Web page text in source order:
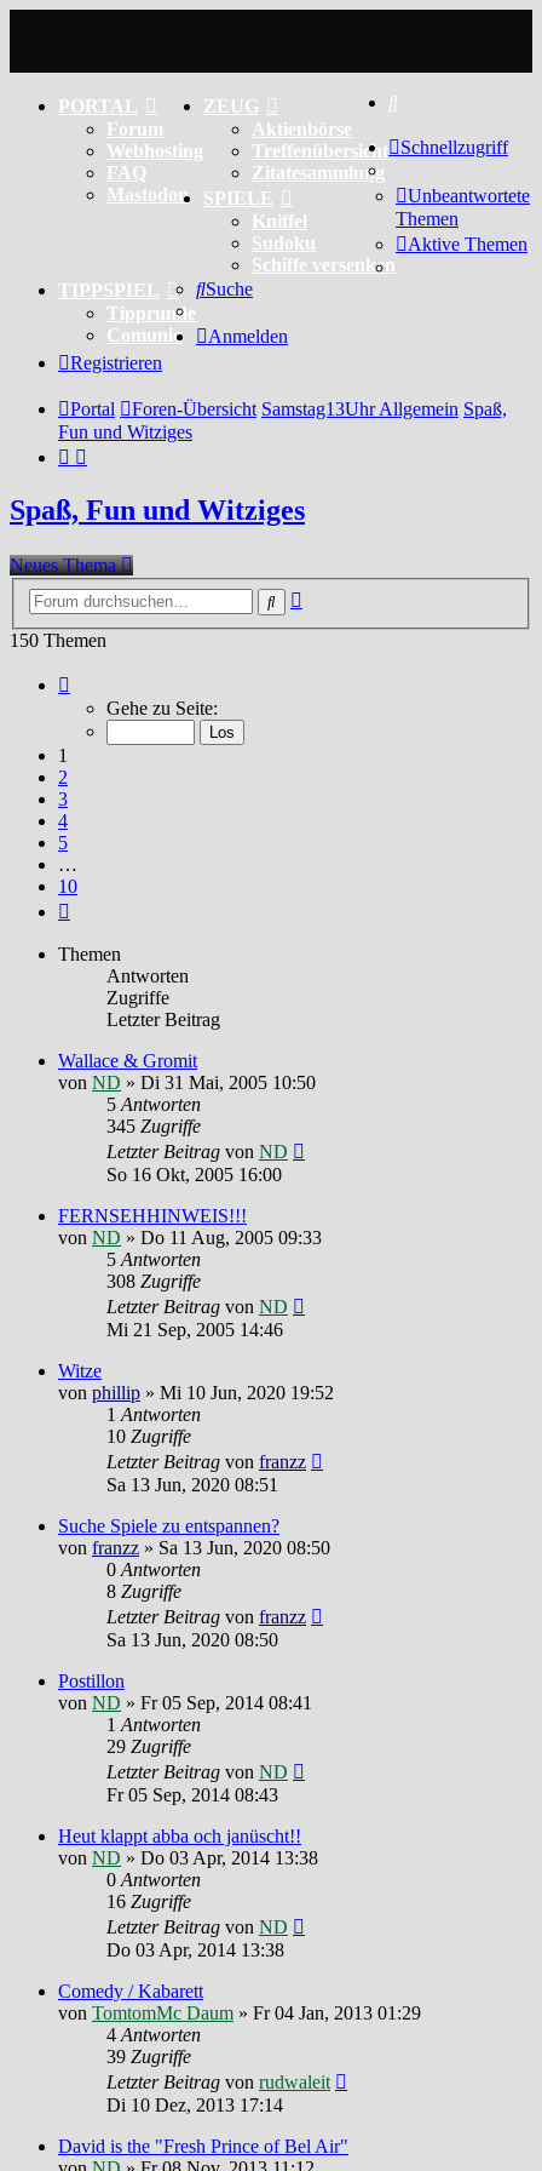
PORTAL
Forum
Webhosting
FAQ
Mastodon
ZEUG
Aktienbörse
Treffenübersicht
Zitatesammlung
SPIELE
Kniffel
Sudoku
Schiffe versenken
TIPPSPIEL
Tipprunde
Comunio
Schnellzugriff
Unbeantwortete
Themen
Aktive Themen
Suche
Anmelden
Registrieren
Portal Foren-Übersicht Samstag13Uhr Allgemein Spaß,
Fun und Witziges
Spaß, Fun und Witziges
Neues Thema
Suche
150 Themen
von
Gehe zu Seite:
1
2
3
4
5
…
10
Themen
Antworten
Zugriffe
Letzter Beitrag
Wallace & Gromit
von ND » Di 31 Mai, 2005 10:50
5Antworten
345 Zugriffe
Letzter Beitrag von ND
So 16 Okt, 2005 16:00
FERNSEHHINWEIS!!!
von ND » Do 11 Aug, 2005 09:33
5Antworten
308 Zugriffe
Letzter Beitrag von ND
Mi 21 Sep, 2005 14:46
Witze
von phillip » Mi 10 Jun, 2020 19:52
1Antworten
10 Zugriffe
Letzter Beitrag von franzz
Sa 13 Jun, 2020 08:51
Suche Spiele zu entspannen?
von franzz » Sa 13 Jun, 2020 08:50
0Antworten
8 Zugriffe
Letzter Beitrag von franzz
Sa 13 Jun, 2020 08:50
Postillon
von ND » Fr 05 Sep, 2014 08:41
1Antworten
29 Zugriffe
Letzter Beitrag von ND
Fr 05 Sep, 2014 08:43
Heut klappt abba och janüscht!!
von ND » Do 03 Apr, 2014 13:38
0Antworten
16 Zugriffe
Letzter Beitrag von ND
Do 03 Apr, 2014 13:38
Comedy / Kabarett
von TomtomMc Daum » Fr 04 Jan, 2013 01:29
4Antworten
39 Zugriffe
Letzter Beitrag von rudwaleit
Di 10 Dez, 2013 17:14
David is the "Fresh Prince of Bel Air"